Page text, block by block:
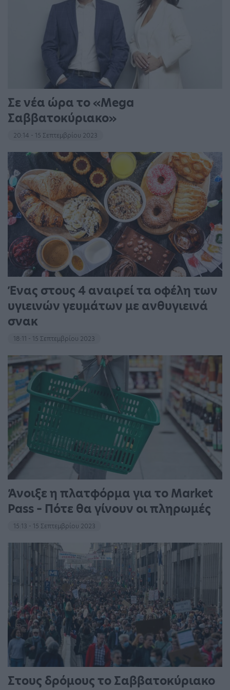
Σε νέα ώρα το «Mega
Σαββατοκύριακο»
20:14 - 15 Σεπτεμβρίου 2023
Ένας στους 4 αναιρεί τα οφέλη των
υγιεινών γευμάτων με ανθυγιεινά
σνακ
18:11 - 15 Σεπτεμβρίου 2023
Άνοιξε η πλατφόρμα για το Market
Pass – Πότε θα γίνουν οι πληρωμές
15:13 - 15 Σεπτεμβρίου 2023
Στους δρόμους το Σαββατοκύριακο